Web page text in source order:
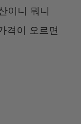
이니 뭐니
격이 오르면